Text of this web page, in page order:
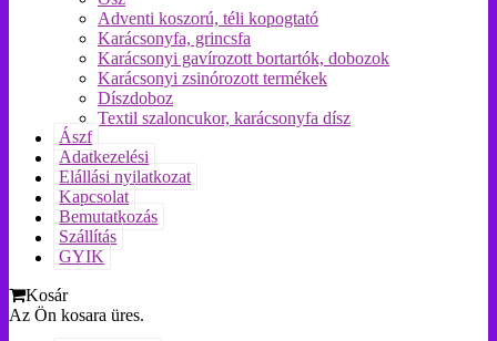
Adventi koszorú, téli kopogtató
Karácsonyfa, grincsfa
Karácsonyi gavírozott bortartók, dobozok
Karácsonyi zsinórozott termékek
Díszdoboz
Textil szaloncukor, karácsonyfa dísz
Ászf
Adatkezelési
Elállási nyilatkozat
Kapcsolat
Bemutatkozás
Szállítás
GYIK
Kosár
Az Ön kosara üres.